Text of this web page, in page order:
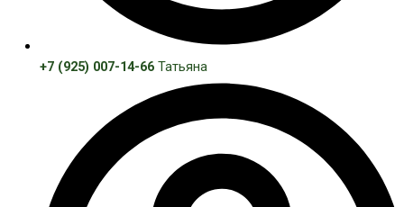
+7 (925) 007-14-66Татьяна